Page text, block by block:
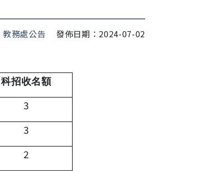
教務處公告 發佈日期：2024-07-02
科招收名額
3
3
2